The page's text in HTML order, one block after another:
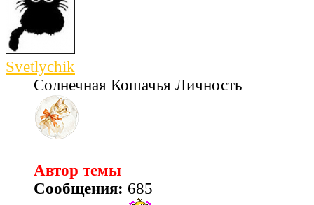
Svetlychik
Солнечная Кошачья Личность
Автор темы
Сообщения: 685